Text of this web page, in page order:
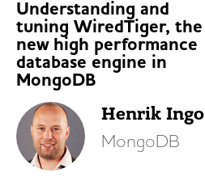
Understanding and
tuning WiredTiger, the
new high performance
database engine in
MongoDB
Henrik Ingo
MongoDB